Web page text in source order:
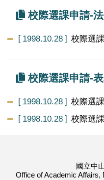
校際選課申請-
1998.10.28 校際選
校際選課申請-
1998.10.28 校際選
1998.10.28 校際選
國立中
Office of Academic Affairs,